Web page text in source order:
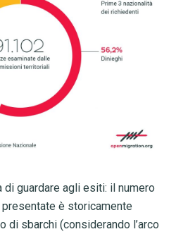
di guardare agli esiti: il numero
è storicamente
di sbarchi (considerando l’arco